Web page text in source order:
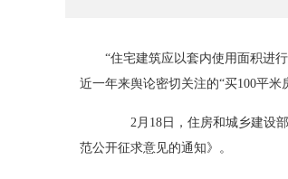
“住宅建筑应以套内使用面积进
近一年来舆论密切关注的“买100平米
2月18日，住房和城乡建设部
范公开征求意见的通知》。